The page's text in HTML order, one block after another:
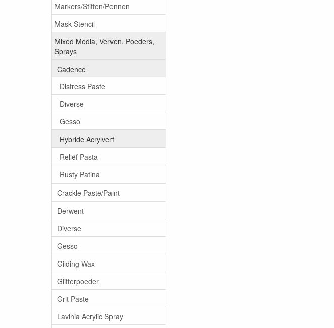
Markers/Stiften/Pennen
Mask Stencil
Mixed Media, Verven, Poeders,
Sprays
Cadence
Distress Paste
Diverse
Gesso
Hybride Acrylverf
Reliëf Pasta
Rusty Patina
Crackle Paste/Paint
Derwent
Diverse
Gesso
Gilding Wax
Glitterpoeder
Grit Paste
Lavinia Acrylic Spray